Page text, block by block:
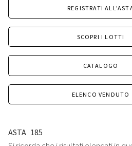
REGISTRATI
SCOPRI I LOTTI
CATALOGO
ELENCO VENDUTO
ASTA 185